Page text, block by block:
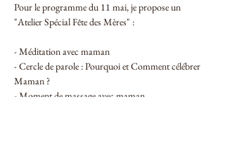
Pour le programme du 11 mai, je propose un
"Atelier Spécial Fête des Mères" :
- Méditation avec maman
- Cercle de parole : Pourquoi et Comment célébrer
Maman ?
- Moment de massage avec maman